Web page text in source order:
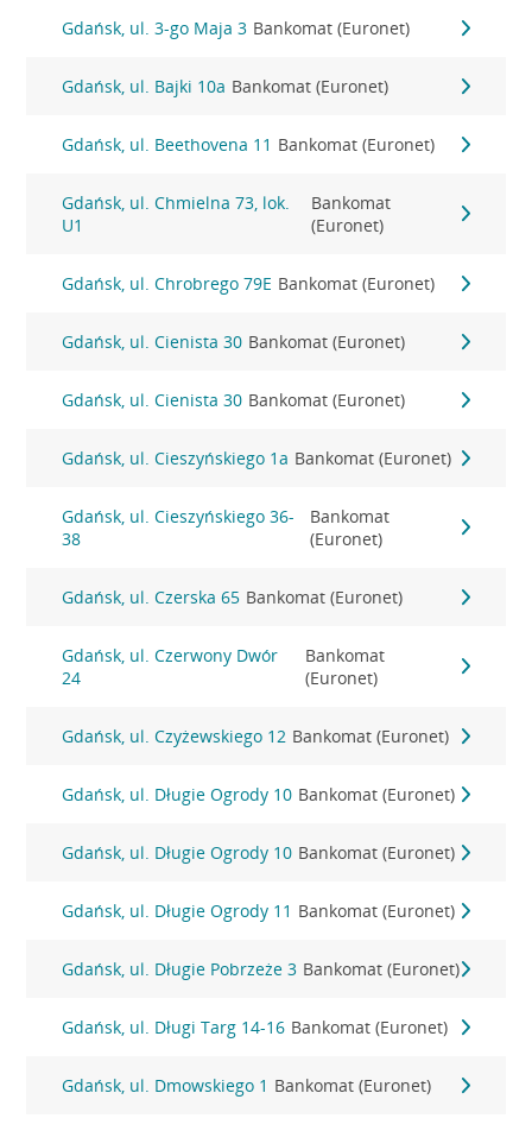
Gdańsk, ul. 3-go Maja 3 Bankomat (Euronet)
Gdańsk, ul. Bajki 10a Bankomat (Euronet)
Gdańsk, ul. Beethovena 11 Bankomat (Euronet)
Gdańsk, ul. Chmielna 73, lok.
U1
Bankomat
(Euronet)
Gdańsk, ul. Chrobrego 79E Bankomat (Euronet)
Gdańsk, ul. Cienista 30 Bankomat (Euronet)
Gdańsk, ul. Cienista 30 Bankomat (Euronet)
Gdańsk, ul. Cieszyńskiego 1a Bankomat (Euronet)
Gdańsk, ul. Cieszyńskiego 36-
38
Bankomat
(Euronet)
Gdańsk, ul. Czerska 65 Bankomat (Euronet)
Gdańsk, ul. Czerwony Dwór
24
Bankomat
(Euronet)
Gdańsk, ul. Czyżewskiego 12 Bankomat (Euronet)
Gdańsk, ul. Długie Ogrody 10 Bankomat (Euronet)
Gdańsk, ul. Długie Ogrody 10 Bankomat (Euronet)
Gdańsk, ul. Długie Ogrody 11 Bankomat (Euronet)
Gdańsk, ul. Długie Pobrzeże 3 Bankomat (Euronet)
Gdańsk, ul. Długi Targ 14-16 Bankomat (Euronet)
Gdańsk, ul. Dmowskiego 1 Bankomat (Euronet)